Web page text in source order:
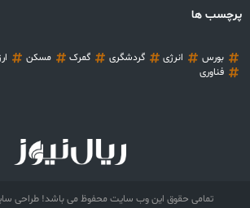
پرچسب ها
بورس انرژی گردشگری گمرک مسکن
فناوری
تمامی حقوق این وب سایت محفوظ می باشد! طراحی